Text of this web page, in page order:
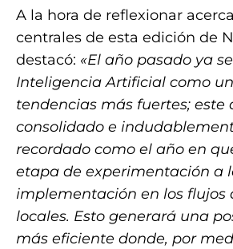
A la hora de reflexionar
centrales de esta edición de
destacó: «El año pasado ya
Inteligencia Artificial como
tendencias más fuertes; este
consolidado e
recordado como el año en
etapa de experimentación a
implementación en los flujos
locales. Esto generará una
más eficiente donde, por